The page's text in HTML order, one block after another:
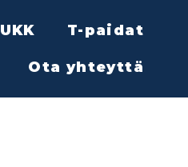
UKK T-paidat
Ota yhteyttä